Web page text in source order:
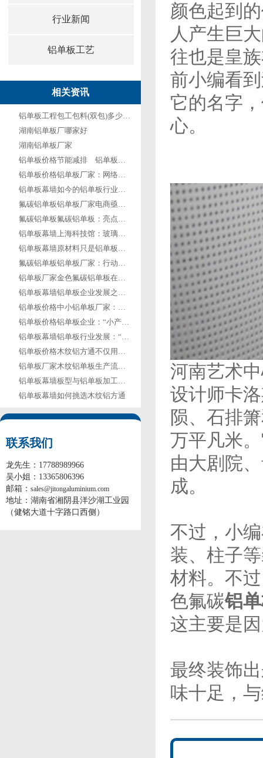
行业新闻
铝单板工艺
相关资讯
铝单板工程包工包料(双包)多少钱一平方？2022最新价格
湖南铝单板厂哪家好
湖南铝单板厂家
铝单板价格节能减排 铝单板企业不应逃避
铝单板价格铝单板厂家：网络营销与产品都不能少
铝单板幕墙如今的铝单板行业形式
氟碳铝单板铝单板厂家电商亟需经营者转变思维
氟碳铝单板氟碳铝单板：亮点即是卖点
铝单板幕墙上海科技馆：玻璃与铝单板的结合
铝单板幕墙原材料只是铝单板价格波动原因之一
氟碳铝单板铝单板厂家：行动重于言语
铝单板厂家金色氟碳铝单板在河南艺术中心的应用
铝单板幕墙铝单板企业发展之路没有固定模式
铝单板价格中小铝单板厂家：路在脚下
铝单板价格铝单板企业：“小产品”获取大市场
铝单板幕墙铝单板行业发展：“万变不离其宗”
铝单板价格木纹铝方通不仅用于室内吊顶
铝单板厂家木纹铝单板生产流程有何特殊之处
铝单板幕墙板型与铝单板加工周期的关系
铝单板幕墙如何挑选木纹铝方通
联系我们
龙先生：17788989966
吴小姐：13365806396
邮箱： sales@jitongaluminium.com
地址：湖南省湘阴县洋沙湖工业园
（健铭大道十字路口西侧）
颜色起到
人产生巨
往也是皇
前小编看
它的名字
心。
河南艺术
设计师卡
陨、石排
万平凡米
由大剧院
成。
不过，小
装、柱子
材料。不
色氟碳铝
这主要是
最终装饰
味十足，